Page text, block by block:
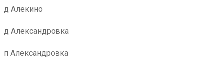
д Алекино
д Александровка
п Александровка